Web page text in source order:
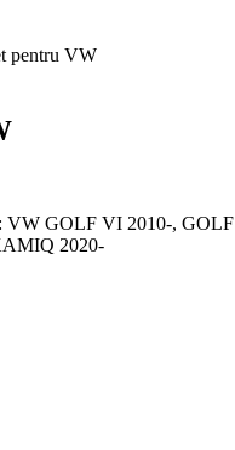
pentru VW
VW GOLF VI 2010-,
2020-